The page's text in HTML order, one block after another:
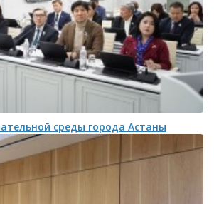
среды города Астаны